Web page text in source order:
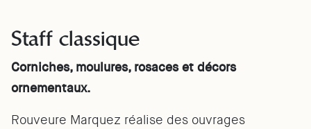
Staff classique
Corniches, moulures, rosaces et décors
ornementaux.
Rouveure Marquez réalise des ouvrages